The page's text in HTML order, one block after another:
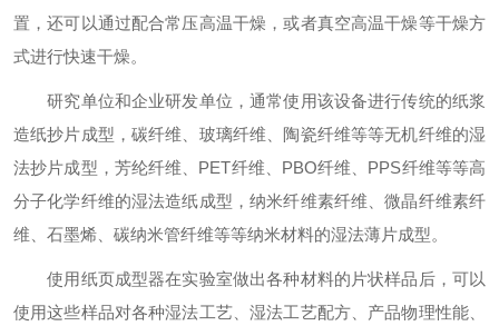
置，还可以通过配合常压高温干燥，或者真空高温干燥等干燥方
式进行快速干燥。
研究单位和企业研发单位，通常使用该设备进行传统的纸浆
造纸抄片成型，碳纤维、玻璃纤维、陶瓷纤维等等无机纤维的湿
法抄片成型，芳纶纤维、PET纤维、PBO纤维、PPS纤维等等高
分子化学纤维的湿法造纸成型，纳米纤维素纤维、微晶纤维素纤
维、石墨烯、碳纳米管纤维等等纳米材料的湿法薄片成型。
使用纸页成型器在实验室做出各种材料的片状样品后，可以
使用这些样品对各种湿法工艺、湿法工艺配方、产品物理性能、